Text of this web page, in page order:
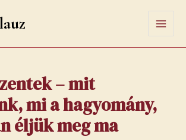
– mit
mi a hagyomány,
éljük meg ma